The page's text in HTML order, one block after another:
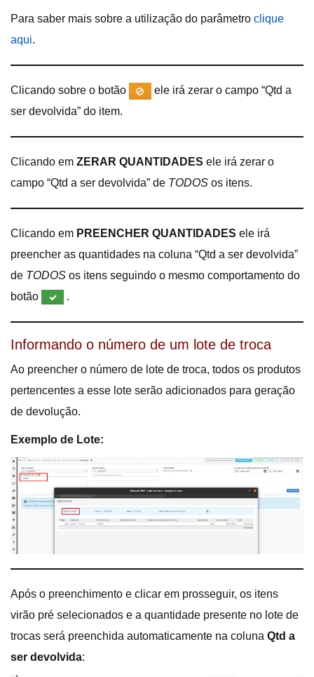
Para saber mais sobre a utilização do parâmetro clique
aqui.
Clicando sobre o botão
ele irá zerar o campo “Qtd a
ser devolvida” do item.
Clicando em ZERAR QUANTIDADES ele irá zerar o
campo “Qtd a ser devolvida” de TODOS os itens.
Clicando em PREENCHER QUANTIDADES ele irá
preencher as quantidades na coluna “Qtd a ser devolvida”
de TODOS os itens seguindo o mesmo comportamento do
botão
.
Informando o número de um lote de troca
Ao preencher o número de lote de troca, todos os produtos
pertencentes a esse lote serão adicionados para geração
de devolução.
Exemplo de Lote:
Após o preenchimento e clicar em prosseguir, os itens
virão pré selecionados e a quantidade presente no lote de
trocas será preenchida automaticamente na coluna Qtd a
ser devolvida: